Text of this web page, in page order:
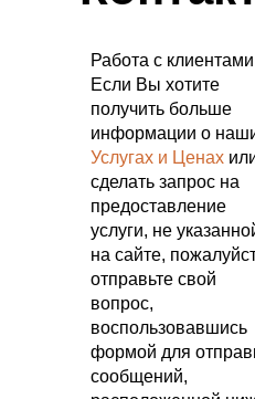
Работа с клиентами
Если Вы хотите
получить больше
информации о
Услугах и Ценах
сделать запрос на
предоставление
услуги, не
на сайте,
отправьте свой
вопрос,
воспользовавшись
формой для
сообщений,